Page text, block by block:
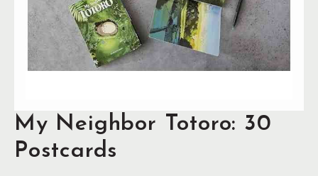
My Neighbor Totoro: 30
Postcards